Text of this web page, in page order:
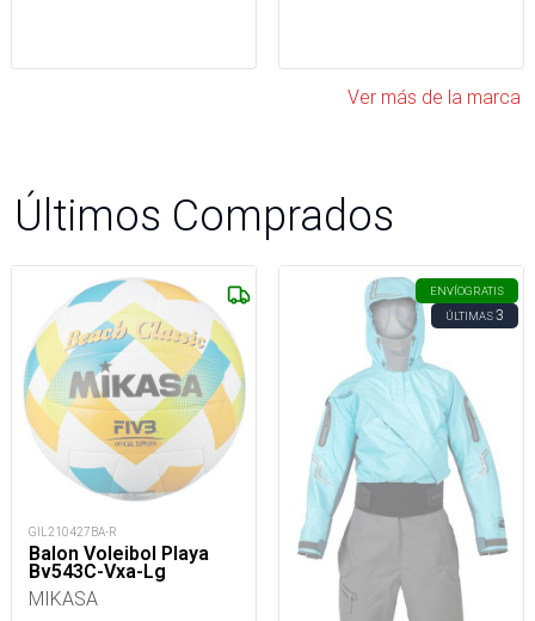
Ver más de la marca
Últimos Comprados
GIL210427BA-R
Balon Voleibol Playa
Bv543C-Vxa-Lg
MIKASA
ENVÍOGRATIS
ÚLTIMAS3